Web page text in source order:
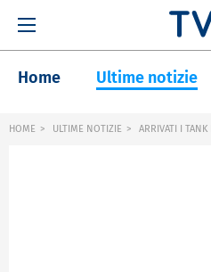
Home Ultime notizie
HOME ULTIME NOTIZIE ARRIVATI I TANK